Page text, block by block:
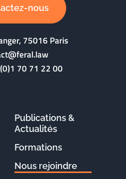
nous
75016 Paris
70 71 22 00
Publications &
Actualités
Formations
Nous rejoindre